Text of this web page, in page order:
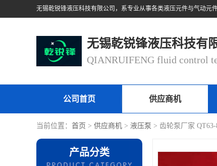
无锡乾锐锋液压科技有
公司首页 供应商机
当前位置： 首页 > 供应商机 > 液压泵 > 齿轮泵厂家
产品分类